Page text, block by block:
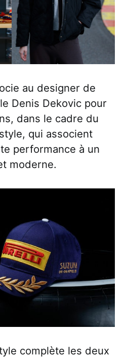
au designer de
Denis Dekovic pour
dans le cadre du
qui associent
performance à un
moderne.
complète les deux